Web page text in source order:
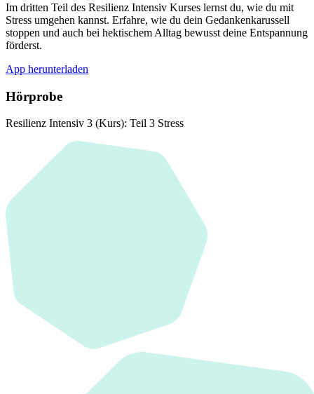
Im dritten Teil des Resilienz Intensiv Kurses lernst du, wie du mit
Stress umgehen kannst. Erfahre, wie du dein Gedankenkarussell
stoppen und auch bei hektischem Alltag bewusst deine Entspannung
förderst.
App herunterladen
Hörprobe
Resilienz Intensiv 3 (Kurs): Teil 3 Stress